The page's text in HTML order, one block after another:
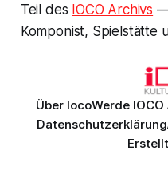
Teil des IOCO Archivs —
Komponist, Spielstätte
Über IocoWerde
Datenschutzerklärung